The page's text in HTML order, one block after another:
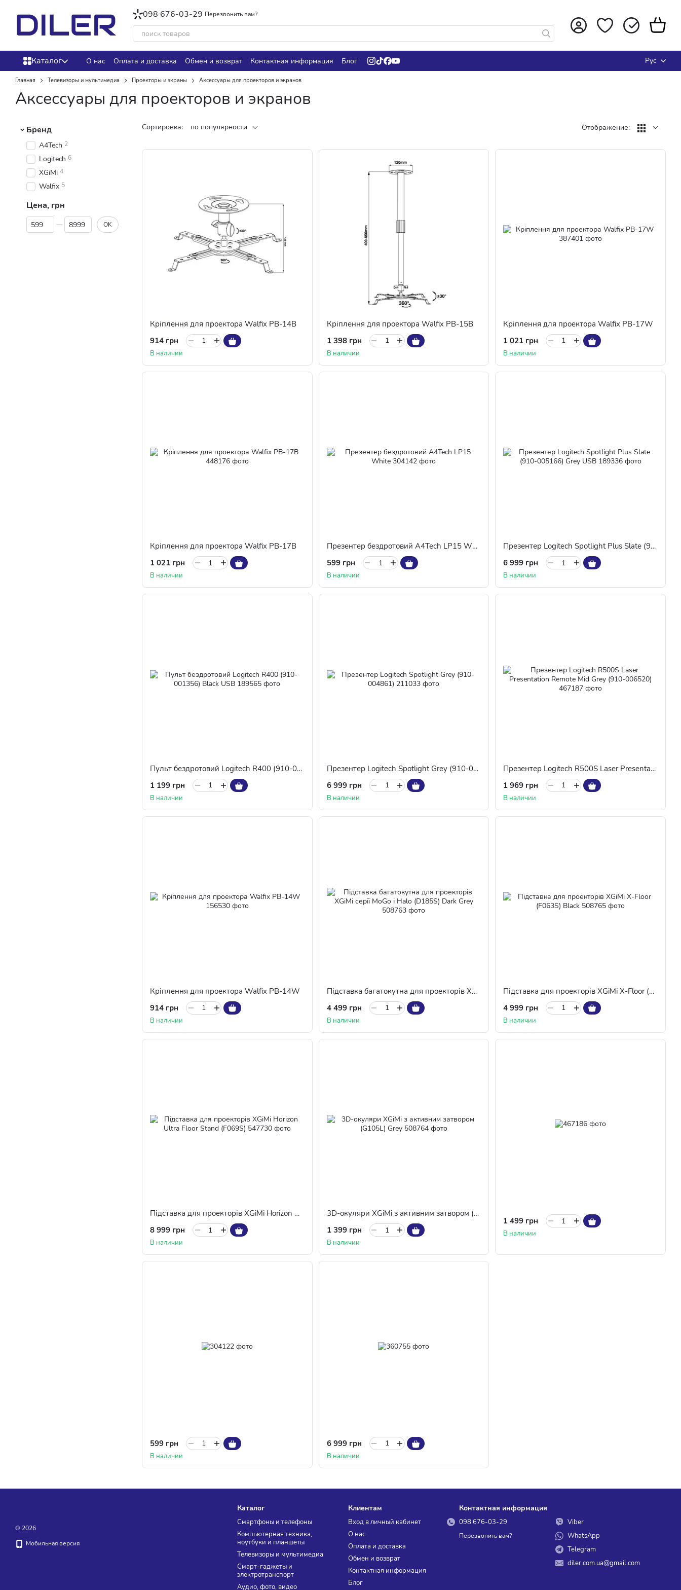
098 676-03-29 Перезвонить вам?
Каталог О нас Оплата и доставка Обмен и возврат Контактная информация Блог Рус
Главная Телевизоры и мультимедиа Проекторы и экраны Аксессуары для проекторов и экранов
Аксессуары для проекторов и экранов
Сортировка: по популярности Отображение:
Кріплення для проектора Walfix PB-14B
914 грн
В наличии
Кріплення для проектора Walfix PB-15B
1 398 грн
В наличии
Кріплення для проектора Walfix PB-17W
1 021 грн
В наличии
Кріплення для проектора Walfix PB-17B
1 021 грн
В наличии
Презентер бездротовий A4Tech LP15 White
599 грн
В наличии
Презентер Logitech Spotlight Plus Slate (910-005166) Grey USB
6 999 грн
В наличии
Пульт бездротовий Logitech R400 (910-001356) Black USB
1 199 грн
В наличии
Презентер Logitech Spotlight Grey (910-004861)
6 999 грн
В наличии
Презентер Logitech R500S Laser Presentation Remote Mid Grey (910-006520)
1 969 грн
В наличии
Кріплення для проектора Walfix PB-14W
914 грн
В наличии
Підставка багатокутна для проекторів XGiMi серії MoGo і Halo (D185S) Dark Grey
4 499 грн
В наличии
Підставка для проекторів XGiMi X-Floor (F063S) Black
4 999 грн
В наличии
Підставка для проекторів XGiMi Horizon Ultra Floor Stand (F069S)
8 999 грн
В наличии
3D-окуляри XGiMi з активним затвором (G105L) Grey
1 399 грн
В наличии
1 499 грн
В наличии
599 грн
В наличии
6 999 грн
В наличии
Бренд
A4Tech 2
Logitech 6
XGiMi 4
Walfix 5
Цена, грн
От Цена, грн
До Цена, грн OK
© 2026
Мобильная версия
Каталог
Смартфоны и телефоны
Компьютерная техника,
ноутбуки и планшеты
Телевизоры и мультимедиа
Смарт-гаджеты и
электротранспорт
Аудио, фото, видео
Клиентам
Вход в личный кабинет
О нас
Оплата и доставка
Обмен и возврат
Контактная информация
Блог
Контактная информация
098 676-03-29
Перезвонить вам?
Viber
WhatsApp
Telegram
diler.com.ua@gmail.com